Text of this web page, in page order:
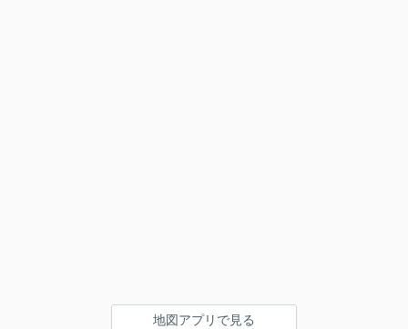
地図アプリで見る